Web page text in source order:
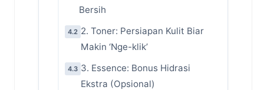
Bersih
4.2 2. Toner: Persiapan Kulit Biar
Makin ‘Nge-klik’
4.3 3. Essence: Bonus Hidrasi
Ekstra (Opsional)